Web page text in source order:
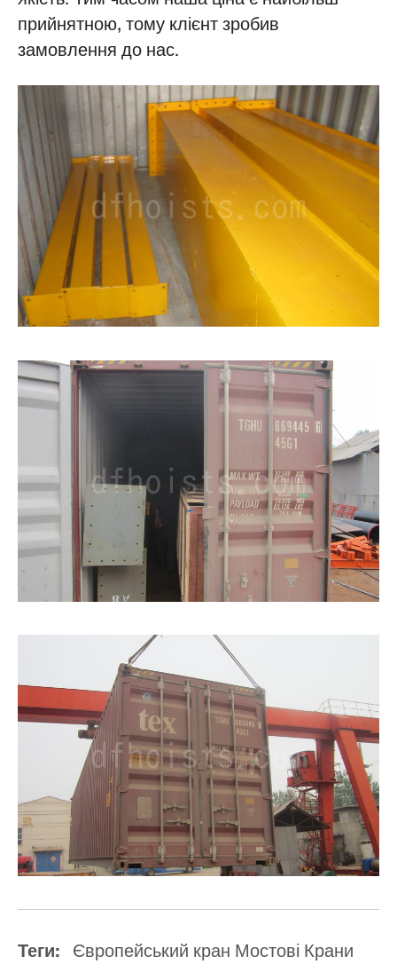
прийнятною, тому клієнт зробив
замовлення до нас.
Теги: Європейський кран Мостові Крани